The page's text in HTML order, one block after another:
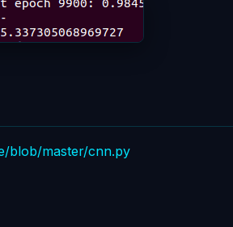
blob/master/cnn.py